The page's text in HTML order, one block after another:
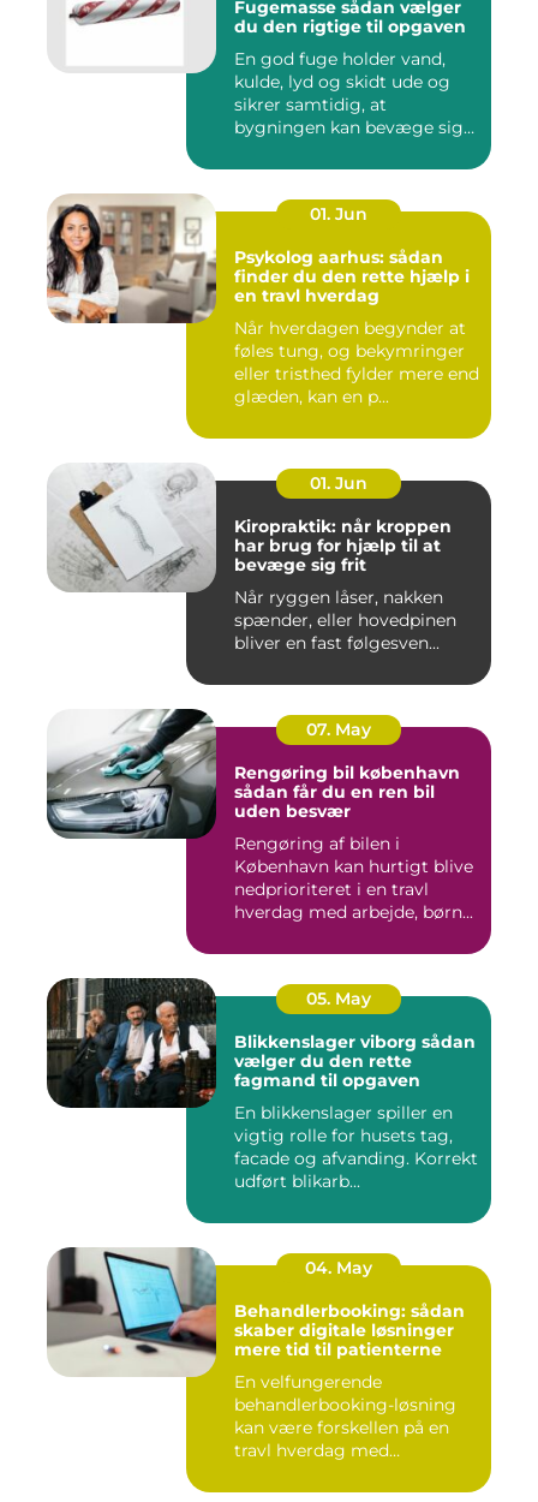
Fugemasse sådan vælger
du den rigtige til opgaven
En god fuge holder vand,
kulde, lyd og skidt ude og
sikrer samtidig, at
bygningen kan bevæge sig
01. Jun
Psykolog aarhus: sådan
finder du den rette hjælp i
en travl hverdag
Når hverdagen begynder at
føles tung, og bekymringer
eller tristhed fylder mere end
glæden, kan en p...
01. Jun
Kiropraktik: når kroppen
har brug for hjælp til at
bevæge sig frit
Når ryggen låser, nakken
spænder, eller hovedpinen
bliver en fast følgesven...
07. May
Rengøring bil københavn
sådan får du en ren bil
uden besvær
Rengøring af bilen i
København kan hurtigt blive
nedprioriteret i en travl
hverdag med arbejde, børn...
05. May
Blikkenslager viborg sådan
vælger du den rette
fagmand til opgaven
En blikkenslager spiller en
vigtig rolle for husets tag,
facade og afvanding. Korrekt
udført blikarb...
04. May
Behandlerbooking: sådan
skaber digitale løsninger
mere tid til patienterne
En velfungerende
behandlerbooking-løsning
kan være forskellen på en
travl hverdag med